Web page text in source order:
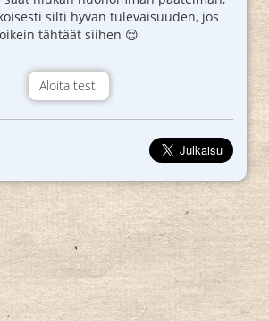
silti hyvän tulevaisuuden, jos
oikein tähtäät siihen 😌
Aloita testi